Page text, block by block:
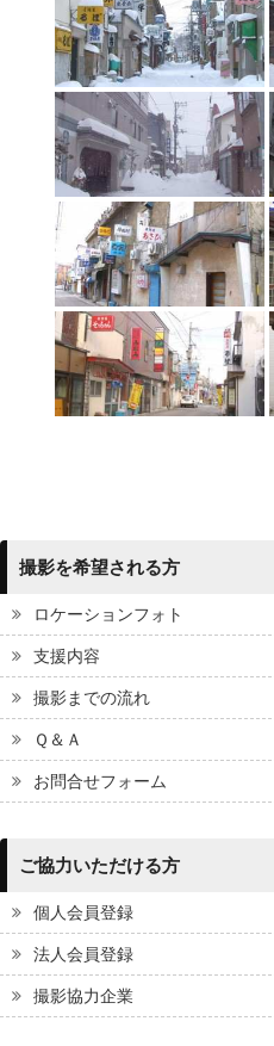
撮影を希望される方
ロケーションフォト
支援内容
撮影までの流れ
Ｑ＆Ａ
お問合せフォーム
ご協力いただける方
個人会員登録
法人会員登録
撮影協力企業